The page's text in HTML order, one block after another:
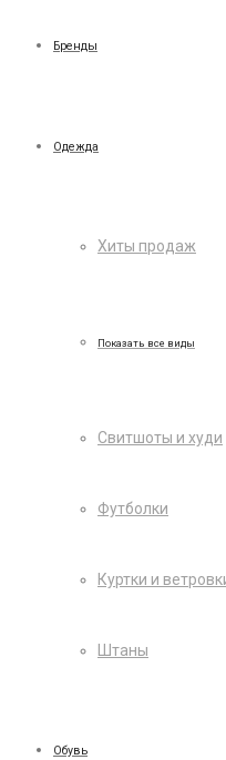
Бренды
Одежда
Хиты продаж
Показать все виды
Свитшоты и худи
Футболки
Куртки и
Штаны
Обувь